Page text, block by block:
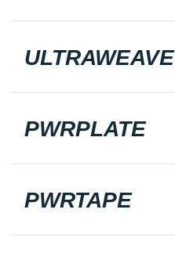
ULTRAWEAVE
PWRPLATE
PWRTAPE